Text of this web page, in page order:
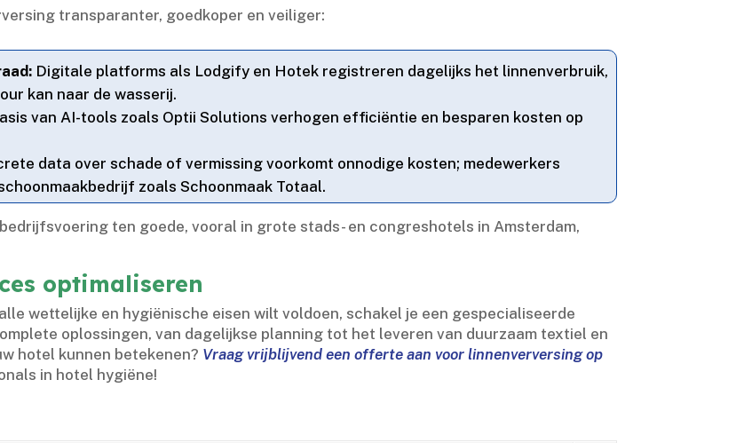
transparanter, goedkoper en veiliger:
Digitale platforms als Lodgify en Hotek registreren dagelijks het linnenverbruik,
kan naar de wasserij.​
van AI-tools zoals Optii Solutions verhogen efficiëntie en besparen kosten op
data over schade of vermissing voorkomt onnodige kosten; medewerkers
zoals Schoonmaak Totaal.​
ten goede, vooral in grote stads- en congreshotels in Amsterdam,
optimaliseren
wettelijke en hygiënische eisen wilt voldoen, schakel je een gespecialiseerde
oplossingen, van dagelijkse planning tot het leveren van duurzaam textiel en
hotel kunnen betekenen? Vraag vrijblijvend een offerte aan voor linnenverversing op
in hotel hygiëne!